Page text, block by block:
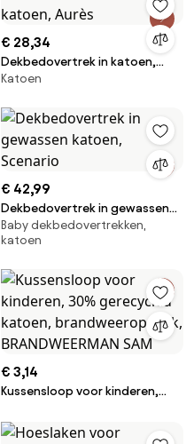
€ 28,34
Dekbedovertrek in katoen,
Aurès
Katoen
€ 42,99
Dekbedovertrek in gewassen
katoen, Scenario
Baby dekbedovertrekken,
katoen
€ 3,14
Kussensloop voor kinderen,
brandweeropdruk,